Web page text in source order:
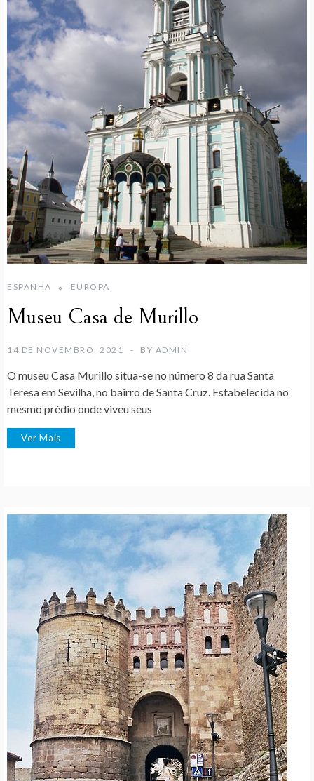
ESPANHA EUROPA
Museu Casa de Murillo
14 DE NOVEMBRO, 2021 BY ADMIN
O museu Casa Murillo situa-se no número 8 da rua Santa
Teresa em Sevilha, no bairro de Santa Cruz. Estabelecida no
mesmo prédio onde viveu seus
Ver Mais